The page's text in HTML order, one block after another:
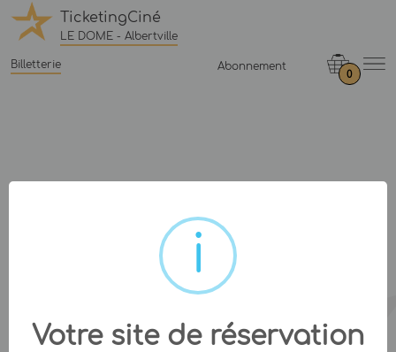
TicketingCiné
LE DOME - Albertville
Billetterie Abonnement
0
Votre site de réservation